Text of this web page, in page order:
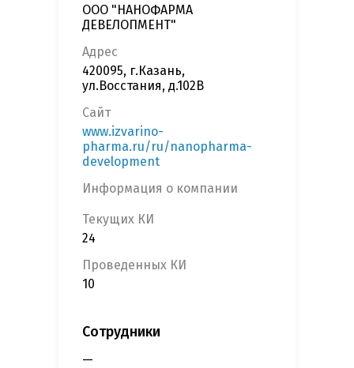
ООО "НАНОФАРМА
ДЕВЕЛОПМЕНТ"
Адрес
420095, г.Казань,
ул.Восстания, д.102В
Сайт
www.izvarino-
pharma.ru/ru/nanopharma-
development
Информация о компании
Текущих КИ
24
Проведенных КИ
10
Сотрудники
—